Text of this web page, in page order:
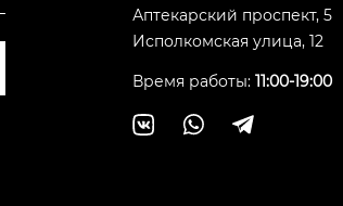
Аптекарский проспект, 5
Исполкомская улица, 12
Время работы: 11:00-19:00